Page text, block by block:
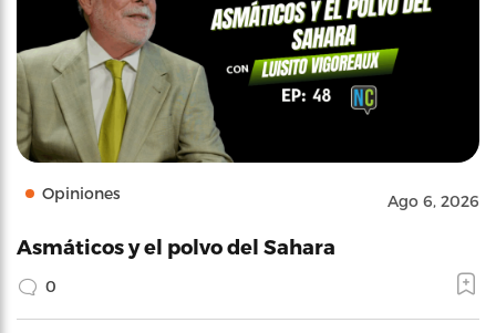
Opiniones Ago 6, 2026
Asmáticos y el polvo del Sahara
0